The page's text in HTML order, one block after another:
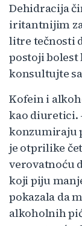
Dehidracija
iritantnijim za
litre tečnosti
postoji bolest
konsultujte
Kofein i
kao diuretici.
konzumiraju
je otprilike
verovatnoću
koji piju
pokazala da
alkoholnih